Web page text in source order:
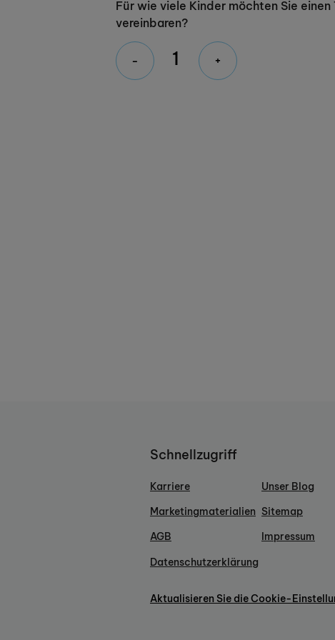
Für wie viele Kinder möchten Sie einen
vereinbaren?
- +
Schnellzugriff
Karriere
Marketingmaterialien
AGB
Datenschutzerklärung
Unser Blog
Sitemap
Impressum
Aktualisieren Sie die Cookie-